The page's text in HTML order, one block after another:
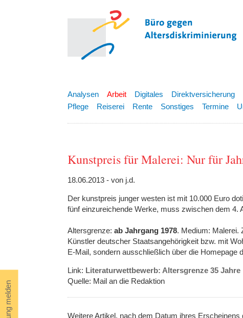
Analysen Arbeit Digitales Direktversicherung
Pflege
Reiserei Rente Sonstiges Termine
Kunstpreis für Malerei: Nur für
18.06.2013 - von j.d.
Der kunstpreis junger westen ist mit 10.000 Euro
fünf einzureichende Werke, muss zwischen dem 4.
Altersgrenze: ab Jahrgang 1978. Medium: Malerei.
Künstler deutscher Staatsangehörigkeit bzw. mit
E-Mail, sondern ausschließlich über die Homepage
Link: Literaturwettbewerb: Altersgrenze 35 Jahre
Quelle: Mail an die Redaktion
Weitere Artikel, nach dem Datum ihres Erscheinens